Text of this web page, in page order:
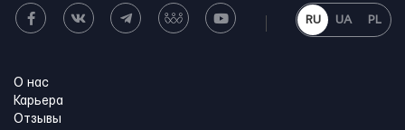
RU UA PL
О нас
Карьера
Отзывы